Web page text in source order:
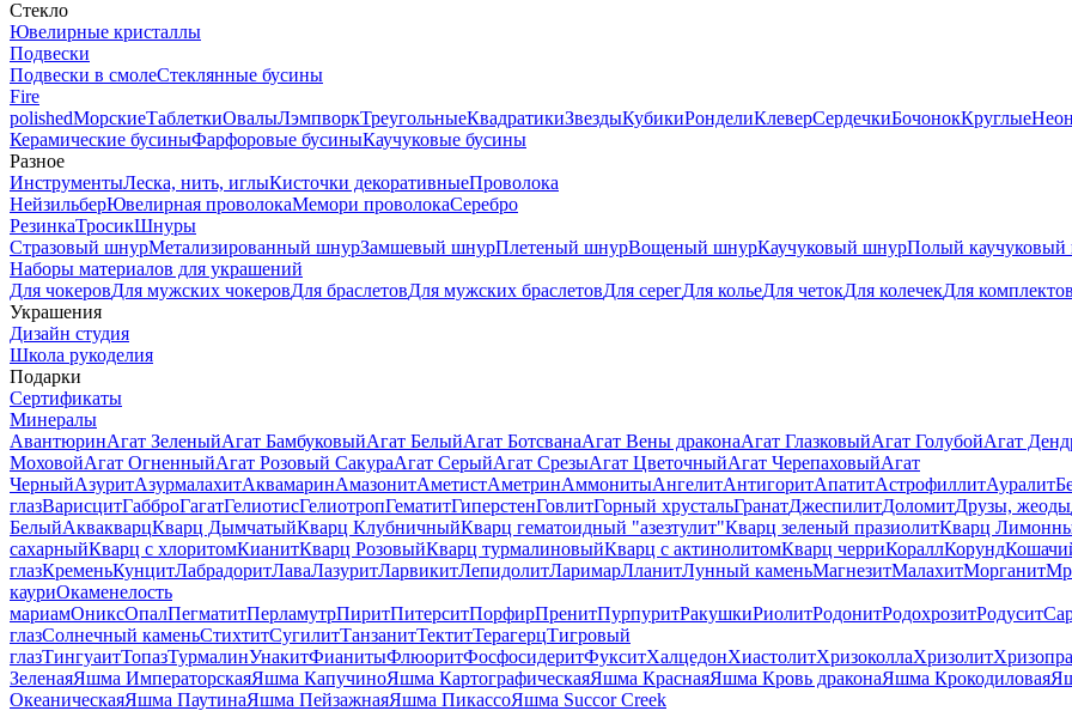
Стекло
Ювелирные кристаллы
Подвески
Подвески в смолеСтеклянные бусины
Fire
polishedМорскиеТаблеткиОвалыЛэмпворкТреугольныеКвадратикиЗвездыКубикиРонделиКлеверСердечкиБочонокКруглые
Керамические бусиныФарфоровые бусиныКаучуковые бусины
Разное
ИнструментыЛеска, нить, иглыКисточки декоративныеПроволока
НейзильберЮвелирная проволокаМемори проволокаСеребро
РезинкаТросикШнуры
Стразовый шнурМетализированный шнурЗамшевый шнурПлетеный шнурВощеный шнурКаучуковый шнурПолый
Наборы материалов для украшений
Для чокеровДля мужских чокеровДля браслетовДля мужских браслетовДля серегДля кольеДля четокДля колечекДля
Украшения
Дизайн студия
Школа рукоделия
Подарки
Сертификаты
Минералы
АвантюринАгат ЗеленыйАгат БамбуковыйАгат БелыйАгат БотсванаАгат Вены драконаАгат ГлазковыйАгат ГолубойАгат
МоховойАгат ОгненныйАгат Розовый СакураАгат СерыйАгат СрезыАгат ЦветочныйАгат ЧерепаховыйАгат
ЧерныйАзуритАзурмалахитАквамаринАмазонитАметистАметринАммонитыАнгелитАнтигоритАпатитАстрофиллитАуралит
глазВарисцитГабброГагатГелиотисГелиотропГематитГиперстенГовлитГорный хрустальГранатДжеспилитДоломитДрузы, жеоды
БелыйАквакварцКварц ДымчатыйКварц КлубничныйКварц гематоидный "азезтулит"Кварц зеленый празиолитКварц
сахарныйКварц с хлоритомКианитКварц РозовыйКварц турмалиновыйКварц с актинолитомКварц черриКораллКорунд
глазКременьКунцитЛабрадоритЛаваЛазуритЛарвикитЛепидолитЛаримарЛланитЛунный каменьМагнезитМалахитМорганит
кауриОкаменелость
мариамОниксОпалПегматитПерламутрПиритПитерситПорфирПренитПурпуритРакушкиРиолитРодонитРодохрозитРодусит
глазСолнечный каменьСтихтитСугилитТанзанитТектитТерагерцТигровый
глазТингуаитТопазТурмалинУнакитФианитыФлюоритФосфосидеритФукситХалцедонХиастолитХризоколлаХризолит
ЗеленаяЯшма ИмператорскаяЯшма КапучиноЯшма КартографическаяЯшма КраснаяЯшма Кровь драконаЯшма Крокодиловая
ОкеаническаяЯшма ПаутинаЯшма ПейзажнаяЯшма ПикассоЯшма Succor Creek